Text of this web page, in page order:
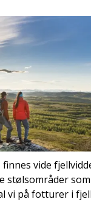
finnes vide
stølsområder
vi på fotturer i